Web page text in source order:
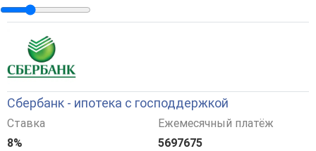
Сбербанк - ипотека с господдержкой
Ставка
8%
Ежемесячный платёж
5697675